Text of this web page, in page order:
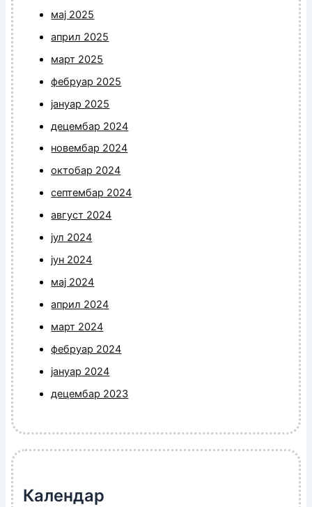
мај 2025
април 2025
март 2025
фебруар 2025
јануар 2025
децембар 2024
новембар 2024
октобар 2024
септембар 2024
август 2024
јул 2024
јун 2024
мај 2024
април 2024
март 2024
фебруар 2024
јануар 2024
децембар 2023
Календар